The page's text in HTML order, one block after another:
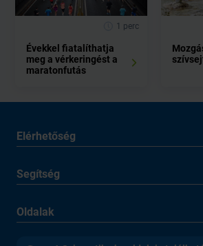
1 perc
Évekkel fiatalíthatja
meg a vérkeringést a
maratonfutás
Elérhetőség
Segítség
Oldalak